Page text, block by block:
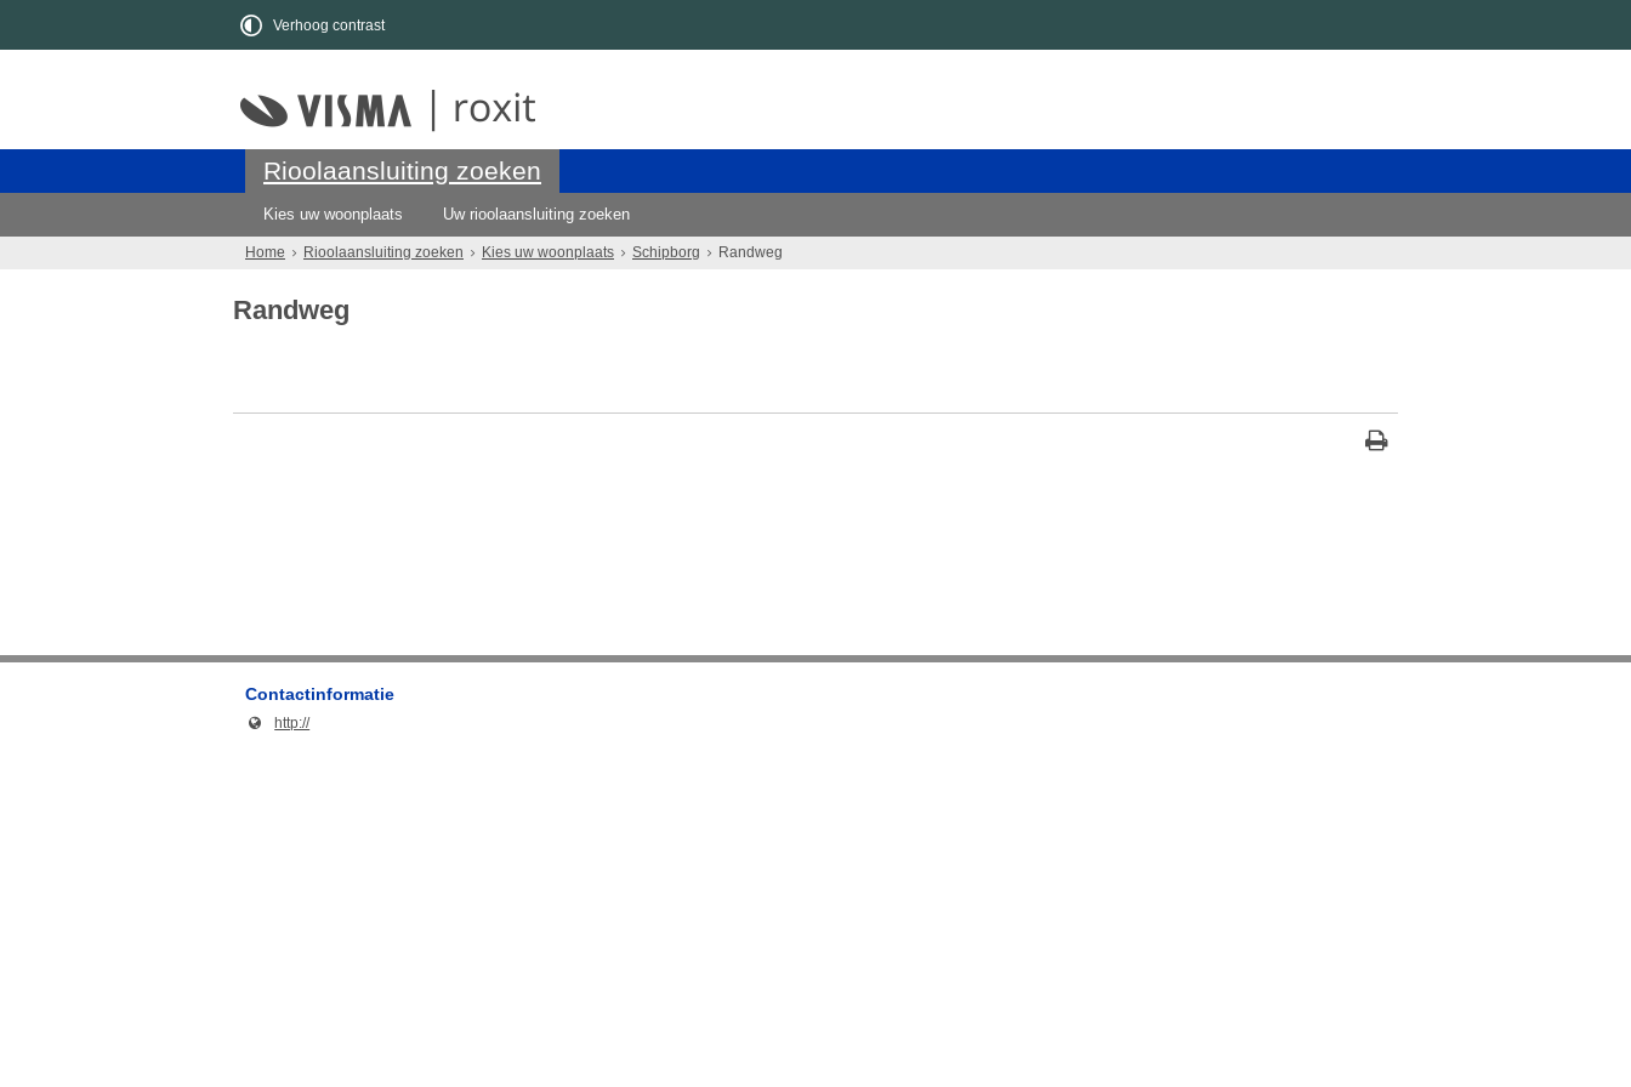
Verhoog contrast
Rioolaansluiting zoeken
Kies uw woonplaats Uw rioolaansluiting zoeken
Home Rioolaansluiting zoeken Kies uw woonplaats Schipborg Randweg
Randweg
Contactinformatie
http://